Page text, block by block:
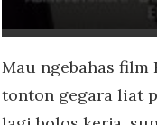
Mau ngebahas
tonton gegara liat